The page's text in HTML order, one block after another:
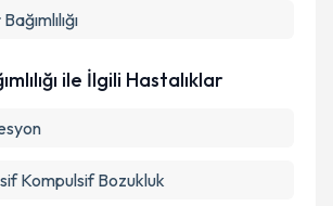
ile İlgili Hastalıklar
Kompulsif Bozukluk